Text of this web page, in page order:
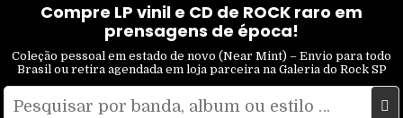
Compre LP vinil e CD de ROCK raro em
prensagens de época!
Coleção pessoal em estado de novo (Near Mint) – Envio para todo
Brasil ou retira agendada em loja parceira na Galeria do Rock SP
Pesquisar